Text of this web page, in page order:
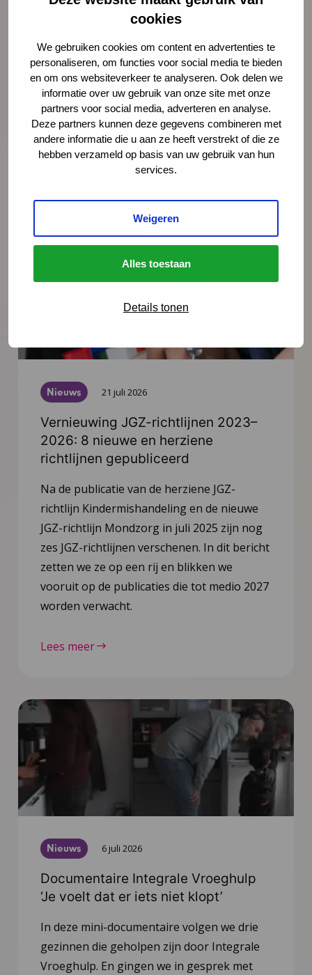
cookies
We gebruiken cookies om content en advertenties te
personaliseren, om functies voor social media te bieden
en om ons websiteverkeer te analyseren. Ook delen we
informatie over uw gebruik van onze site met onze
partners voor social media, adverteren en analyse.
Deze partners kunnen deze gegevens combineren met
andere informatie die u aan ze heeft verstrekt of die ze
hebben verzameld op basis van uw gebruik van hun
services.
Weigeren
Alles toestaan
Details tonen
Opinie: Vakantie? De stress van
ouders loopt alleen maar op
Juist op het moment dat ouders snakken
naar rust, staan ze er alleen voor. Schiet
hen te hulp, noteert Igor Ivakic, directeur-
bestuurder van het Nederlands Centrum
Jeugdgezondheid.
Nieuws 21 juli 2026
Vernieuwing JGZ-richtlijnen 2023–
2026: 8 nieuwe en herziene
richtlijnen gepubliceerd
Na de publicatie van de herziene JGZ-
richtlijn Kindermishandeling en de nieuwe
JGZ-richtlijn Mondzorg in juli 2025 zijn nog
zes JGZ-richtlijnen verschenen. In dit bericht
zetten we ze op een rij en blikken we
vooruit op de publicaties die tot medio 2027
worden verwacht.
Lees meer
Nieuws 6 juli 2026
Documentaire Integrale Vroeghulp
‘Je voelt dat er iets niet klopt’
In deze mini-documentaire volgen we drie
gezinnen die geholpen zijn door Integrale
Vroeghulp. En gingen we in gesprek met